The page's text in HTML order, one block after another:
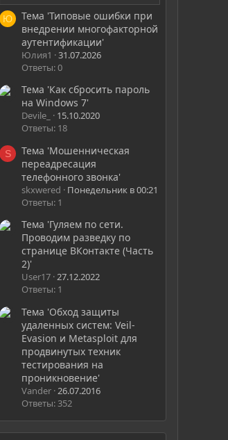
Ю
Тема 'Типовые ошибки при
внедрении многофакторной
аутентификации'
Юлия1
31.07.2026
Ответы: 0
Тема 'Как сбросить пароль
на Windows 7'
Devile_
15.10.2020
Ответы: 18
S
Тема 'Мошенническая
переадресация
телефонного звонка'
skxwered
Понедельник в 00:21
Ответы: 1
Тема 'Гуляем по сети.
Проводим разведку по
странице ВКонтакте (Часть
2)'
User17 27.12.2022
Ответы: 1
Тема 'Обход защиты
удаленных систем: Veil-
Evasion и Metasploit для
продвинутых техник
тестирования на
проникновение'
Vander 26.07.2016
Ответы: 352